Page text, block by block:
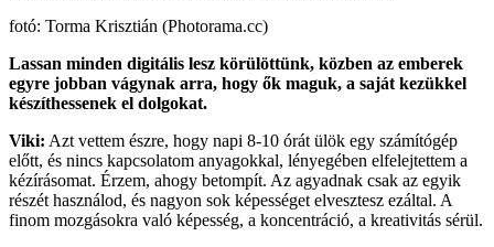
fotó: Torma Krisztián (Photorama.cc)
Lassan minden digitális lesz körülöttünk, közben az emberek
egyre jobban vágynak arra, hogy ők maguk, a saját kezükkel
készíthessenek el dolgokat.
Viki: Azt vettem észre, hogy napi 8-10 órát ülök egy számítógép
előtt, és nincs kapcsolatom anyagokkal, lényegében elfelejtettem a
kézírásomat. Érzem, ahogy betompít. Az agyadnak csak az egyik
részét használod, és nagyon sok képességet elvesztesz ezáltal. A
finom mozgásokra való képesség, a koncentráció, a kreativitás sérül.